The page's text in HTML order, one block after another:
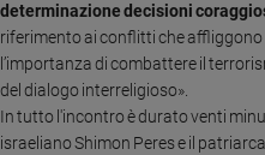
Caso
della
settimana
Migranti
determinazione decisioni
riferimento ai conflitti che
l’importanza di combattere il
del dialogo interreligioso».
In tutto l'incontro è durato venti
israeliano Shimon Peres e il